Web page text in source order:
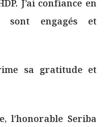
J’ai confiance en
engagés et
sa gratitude et
l’honorable Seriba